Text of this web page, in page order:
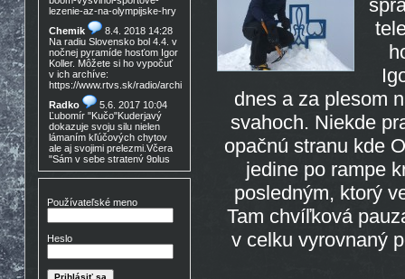
lezenie-az-na-olympijske-hry
Chemik
8.4. 2018 14:28
Na radiu Slovensko bol 4.4. v
nočnej pyramíde hosťom Igor
Koller. Môžete si ho vypočuť
v ich archíve:
https://www.rtvs.sk/radio/archiv/11436/902144
Radko
5.6. 2017 10:04
Ľubomír "Kučo"Kuderjavý
dokazuje svoju silu nielen
lámaním kľúčových chytov
ale aj svojimi prelezmi.Včera
"Sám v sebe stratený 9plus
,!Gratulácia!!!
15:30
Nedocenený Prešovský
lezec známy tiež ako Lajoš
Morales predá lezečky, nové
v krabici, nepoužité,
zľava nech nejem 90eur
Používateľské meno
Heslo
dnes a za plesom
svahoch. Niekde
opačnú stranu kde
jedine po rampe
posledným, ktorý
Tam chvíľková
v celku vyrovnaný